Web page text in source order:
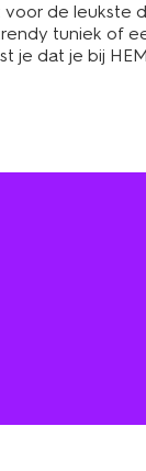
voor de
tuniek of
je dat je bij